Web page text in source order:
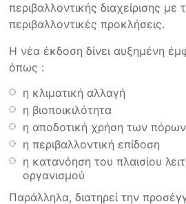
περιβαλλοντικής διαχείρισης με
περιβαλλοντικές προκλήσεις.
Η νέα έκδοση δίνει αυξημένη
όπως :
η κλιματική αλλαγή
η βιοποικιλότητα
η αποδοτική χρήση των πόρων
η περιβαλλοντική επίδοση
η κατανόηση του πλαισίου
οργανισμού
Παράλληλα, διατηρεί την